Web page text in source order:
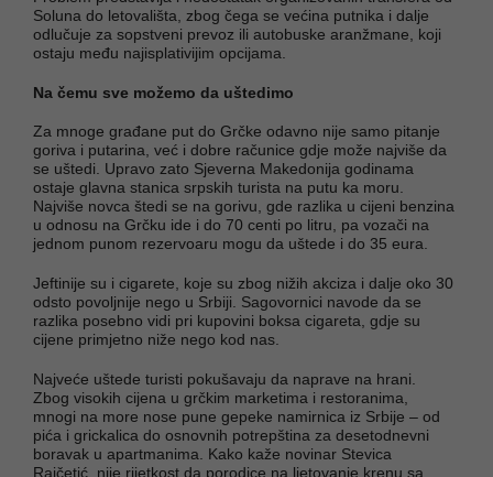
Soluna do letovališta, zbog čega se većina putnika i dalje
odlučuje za sopstveni prevoz ili autobuske aranžmane, koji
ostaju među najisplativijim opcijama.
Na čemu sve možemo da uštedimo
Za mnoge građane put do Grčke odavno nije samo pitanje
goriva i putarina, već i dobre računice gdje može najviše da
se uštedi. Upravo zato Sjeverna Makedonija godinama
ostaje glavna stanica srpskih turista na putu ka moru.
Najviše novca štedi se na gorivu, gde razlika u cijeni benzina
u odnosu na Grčku ide i do 70 centi po litru, pa vozači na
jednom punom rezervoaru mogu da uštede i do 35 eura.
Jeftinije su i cigarete, koje su zbog nižih akciza i dalje oko 30
odsto povoljnije nego u Srbiji. Sagovornici navode da se
razlika posebno vidi pri kupovini boksa cigareta, gdje su
cijene primjetno niže nego kod nas.
Najveće uštede turisti pokušavaju da naprave na hrani.
Zbog visokih cijena u grčkim marketima i restoranima,
mnogi na more nose pune gepeke namirnica iz Srbije – od
pića i grickalica do osnovnih potrepština za desetodnevni
boravak u apartmanima. Kako kaže novinar Stevica
Rajčetić, nije rijetkost da porodice na ljetovanje krenu sa